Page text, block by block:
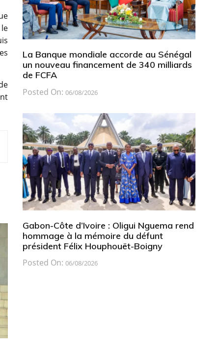
La Banque mondiale accorde au Sénégal
un nouveau financement de 340 milliards
de FCFA
Posted On: 06/08/2026
Gabon-Côte d’Ivoire : Oligui Nguema rend
hommage à la mémoire du défunt
président Félix Houphouët-Boigny
Posted On: 06/08/2026